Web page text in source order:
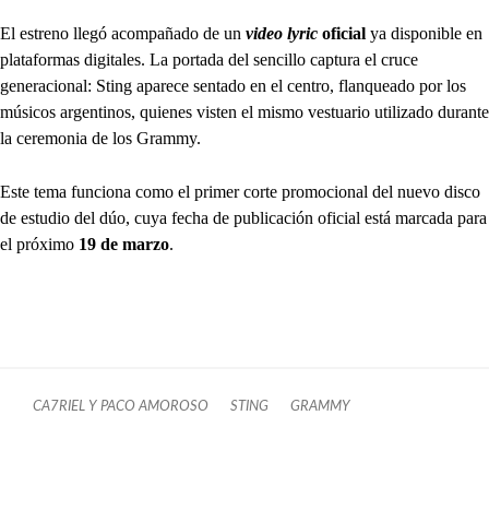
El estreno llegó acompañado de un video lyric oficial ya disponible en
plataformas digitales. La portada del sencillo captura el cruce
generacional: Sting aparece sentado en el centro, flanqueado por los
músicos argentinos, quienes visten el mismo vestuario utilizado durante
la ceremonia de los Grammy.
Este tema funciona como el primer corte promocional del nuevo disco
de estudio del dúo, cuya fecha de publicación oficial está marcada para
el próximo 19 de marzo.
CA7RIEL Y PACO AMOROSO STING GRAMMY